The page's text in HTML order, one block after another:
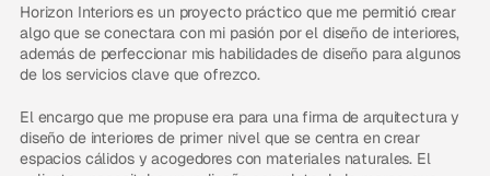
Horizon Interiors es un proyecto práctico que me permitió crear
algo que se conectara con mi pasión por el diseño de interiores,
además de perfeccionar mis habilidades de diseño para algunos
de los servicios clave que ofrezco.
El encargo que me propuse era para una firma de arquitectura y
diseño de interiores de primer nivel que se centra en crear
espacios cálidos y acogedores con materiales naturales. El